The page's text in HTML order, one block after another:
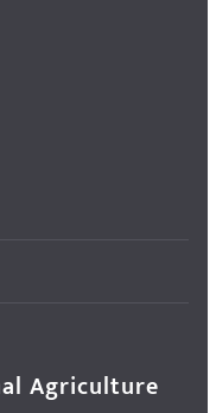
Agriculture